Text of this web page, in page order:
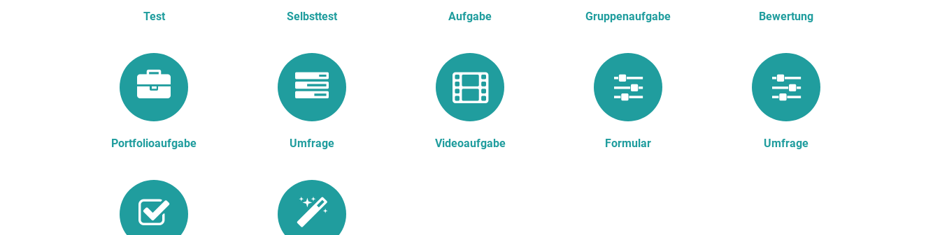
Test Selbsttest Aufgabe Gruppenaufgabe Bewertung
Portfolioaufgabe Umfrage Videoaufgabe Formular Umfrage